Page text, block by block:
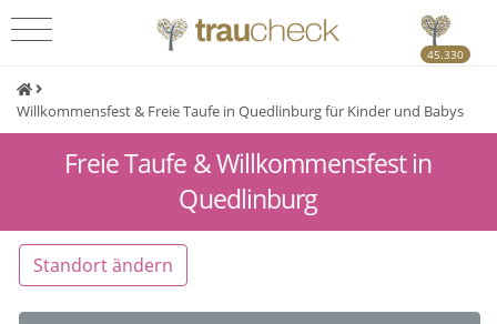
45.330
Willkommensfest & Freie Taufe in Quedlinburg für Kinder und Babys
Freie Taufe & Willkommensfest in
Quedlinburg
Standort ändern